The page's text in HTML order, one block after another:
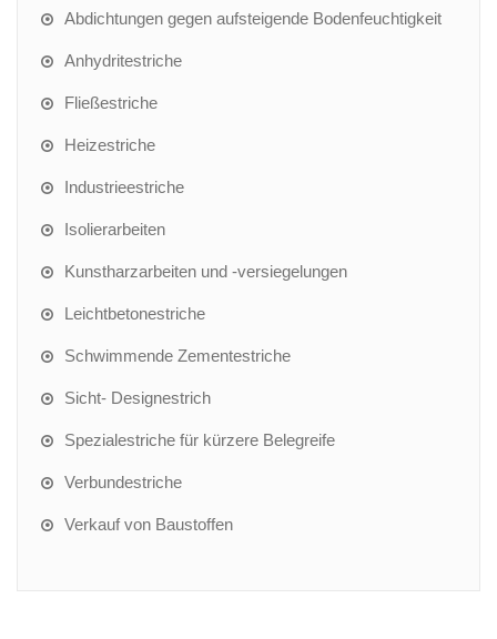
Abdichtungen gegen aufsteigende Bodenfeuchtigkeit
Anhydritestriche
Fließestriche
Heizestriche
Industrieestriche
Isolierarbeiten
Kunstharzarbeiten und -versiegelungen
Leichtbetonestriche
Schwimmende Zementestriche
Sicht- Designestrich
Spezialestriche für kürzere Belegreife
Verbundestriche
Verkauf von Baustoffen